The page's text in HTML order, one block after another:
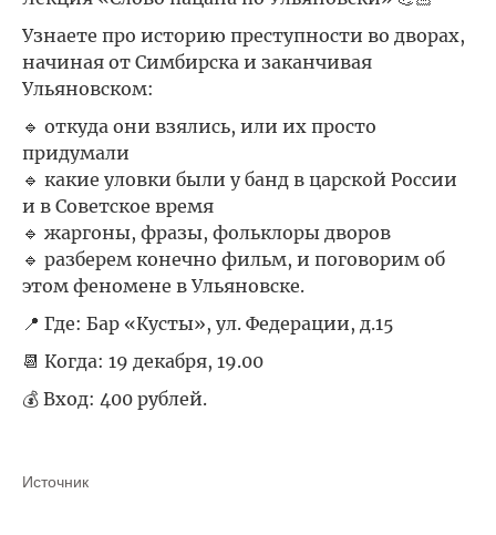
Узнаете про историю преступности во дворах,
начиная от Симбирска и заканчивая
Ульяновском:
🔹 откуда они взялись, или их просто
придумали
🔹 какие уловки были у банд в царской России
и в Советское время
🔹 жаргоны, фразы, фольклоры дворов
🔹 разберем конечно фильм, и поговорим об
этом феномене в Ульяновске.
📍 Где: Бар «Кусты», ул. Федерации, д.15
📆 Когда: 19 декабря, 19.00
💰 Вход: 400 рублей.
Источник